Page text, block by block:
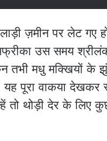
ज़मीन पर लेट गए
उस समय
तभी मधु मक्खियों के
पूरा वाकया देखकर
तो थोड़ी देर के